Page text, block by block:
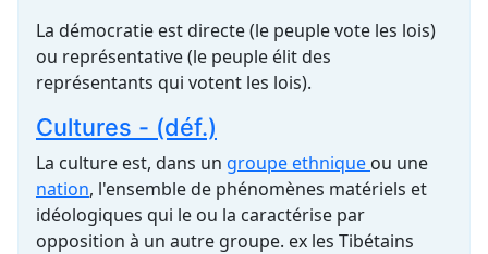
La démocratie est directe (le peuple vote les lois)
ou représentative (le peuple élit des
représentants qui votent les lois).
Cultures - (déf.)
La culture est, dans un groupe ethnique ou une
nation, l'ensemble de phénomènes matériels et
idéologiques qui le ou la caractérise par
opposition à un autre groupe. ex les Tibétains